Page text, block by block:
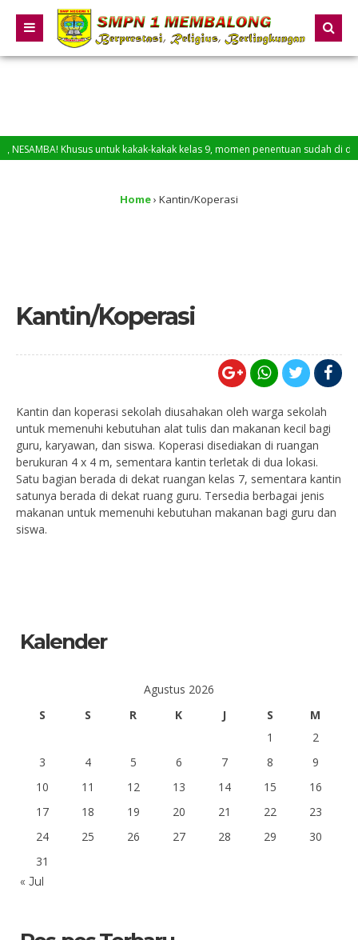
Khusus untuk kakak-kakak kelas 9, momen penentuan sudah di
Home› Kantin/Koperasi
Kantin/Koperasi
Kantin dan koperasi sekolah diusahakan oleh warga sekolah
untuk memenuhi kebutuhan alat tulis dan makanan kecil bagi
guru, karyawan, dan siswa. Koperasi disediakan di ruangan
berukuran 4 x 4 m, sementara kantin terletak di dua lokasi.
Satu bagian berada di dekat ruangan kelas 7, sementara kantin
satunya berada di dekat ruang guru. Tersedia berbagai jenis
makanan untuk memenuhi kebutuhan makanan bagi guru dan
siswa.
Kalender
Agustus 2026
S
S R K J S
M
1
2
3
4 5 6 7 8
9
10
11 12 13 14 15
16
17
18 19 20 21 22
23
24
25 26 27 28 29
30
31
« Jul